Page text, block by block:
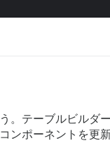
。テーブルビル
ンポーネントを